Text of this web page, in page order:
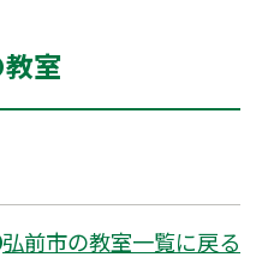
室
弘前市の教室一覧に戻る